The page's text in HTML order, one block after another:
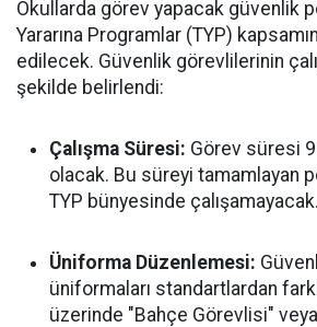
Okullarda görev yapacak güvenlik
Yararına Programlar (TYP)
edilecek. Güvenlik görevlilerinin
şekilde belirlendi:
Çalışma Süresi: Görev süresi 9
olacak. Bu süreyi tamamlayan
TYP bünyesinde çalışamayacak.
Üniforma Düzenlemesi:
üniformaları standartlardan
üzerinde "Bahçe Görevlisi"